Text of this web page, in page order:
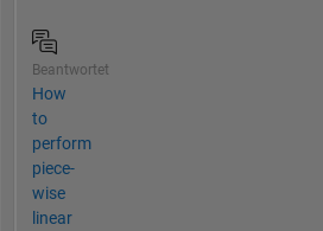
Beantwortet
How
to
perform
piece-
wise
linear